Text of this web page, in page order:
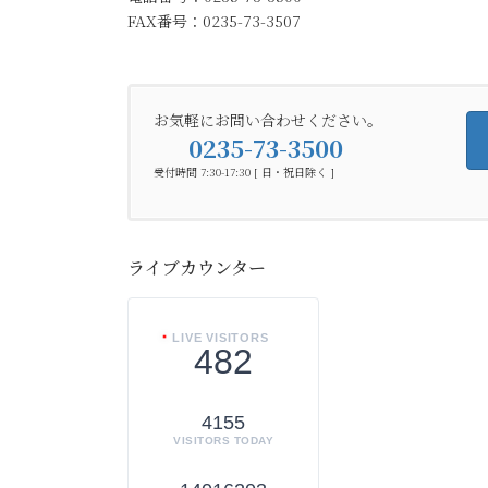
FAX番号：0235-73-3507
お気軽にお問い合わせください。
0235-73-3500
受付時間 7:30-17:30 [ 日・祝日除く ]
ライブカウンター
LIVE VISITORS
482
4155
VISITORS TODAY